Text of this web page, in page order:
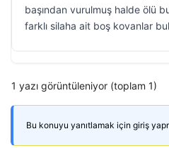
başından vurulmuş halde ölü
farklı silaha ait boş kovanlar
1 yazı görüntüleniyor (toplam 1)
Bu konuyu yanıtlamak için giriş